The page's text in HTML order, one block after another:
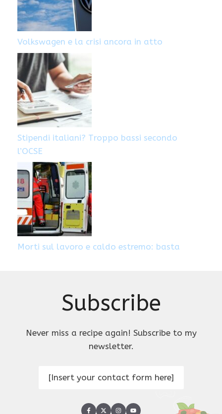
Volkswagen e la crisi ancora in atto
Stipendi italiani? Troppo bassi secondo
l’OCSE
Morti sul lavoro e caldo estremo: basta
Subscribe
Never miss a recipe again! Subscribe to my
newsletter.
[Insert your contact form here]